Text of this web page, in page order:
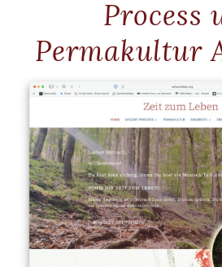
Process
Permakultur